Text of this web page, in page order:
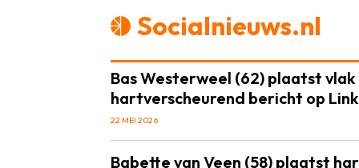
Socialnieuws.nl
Bas Westerweel (62) plaatst
hartverscheurend bericht op
22 MEI 2026
Babette van Veen (58) plaatst